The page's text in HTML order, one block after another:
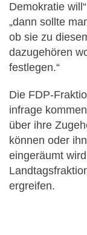
Demokratie
„dann sollte
ob sie zu
dazugehören
festlegen.“
Die FDP-
infrage
über ihre
können oder
eingeräumt
ergreifen.